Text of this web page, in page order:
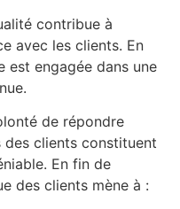
contribue à
avec les clients. En
est engagée dans une
de répondre
des clients constituent
En fin de
des clients mène à :